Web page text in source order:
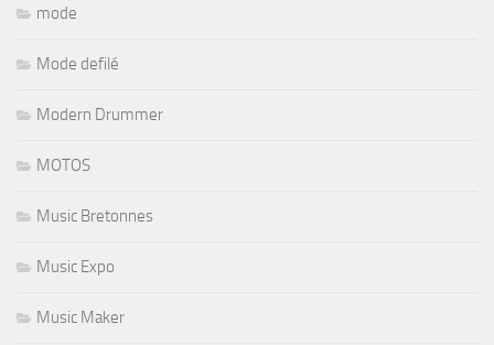
mode
Mode defilé
Modern Drummer
MOTOS
Music Bretonnes
Music Expo
Music Maker